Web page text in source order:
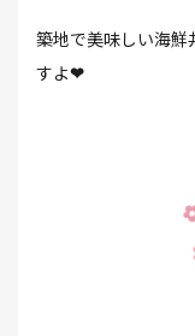
築地で美味しい海鮮
すよ❤